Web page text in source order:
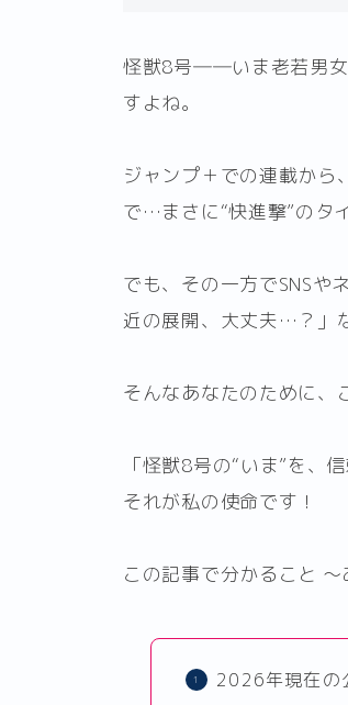
怪獣8号――いま老若男女
すよね。
ジャンプ＋での連載から
で…まさに“快進撃”のタ
でも、その一方でSNSや
近の展開、大丈夫…？」
そんなあなたのために、
「怪獣8号の“いま”を
それが私の使命です！
この記事で分かること
2026年現在の